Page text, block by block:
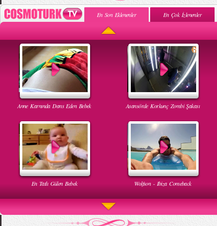
En Son Eklenenler En Çok İzlenenler
Anne Karnında Dans Eden Bebek Asansörde Korkunç Zombi Şakası
En Tatlı Gülen Bebek Wolfson - Ibiza Comeback